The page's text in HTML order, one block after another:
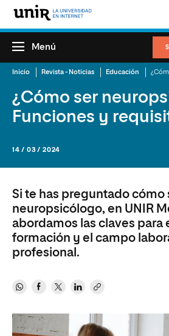
Menú
Inicio Revista - Noticias Educación
¿Cómo ser
Funciones y
14 / 03 / 2024
Si te has preguntado cómo
neuropsicólogo, en UNIR
abordamos las claves para
formación y el campo
profesional.